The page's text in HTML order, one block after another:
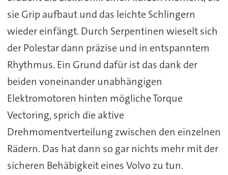
sie Grip aufbaut und das leichte Schlingern
wieder einfängt. Durch Serpentinen wieselt sich
der Polestar dann präzise und in entspanntem
Rhythmus. Ein Grund dafür ist das dank der
beiden voneinander unabhängigen
Elektromotoren hinten mögliche Torque
Vectoring, sprich die aktive
Drehmomentverteilung zwischen den einzelnen
Rädern. Das hat dann so gar nichts mehr mit der
sicheren Behäbigkeit eines Volvo zu tun.